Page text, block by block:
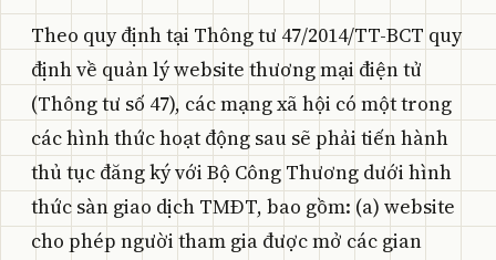
Theo quy định tại Thông tư 47/2014/TT-BCT quy
định về quản lý website thương mại điện tử
(Thông tư số 47), các mạng xã hội có một trong
các hình thức hoạt động sau sẽ phải tiến hành
thủ tục đăng ký với Bộ Công Thương dưới hình
thức sàn giao dịch TMĐT, bao gồm: (a) website
cho phép người tham gia được mở các gian